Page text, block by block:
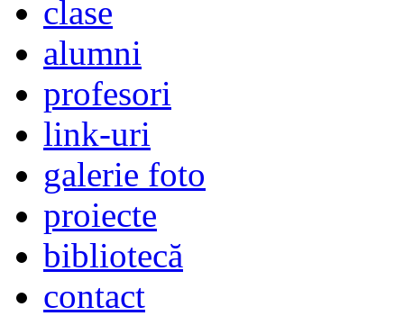
clase
alumni
profesori
link-uri
galerie foto
proiecte
bibliotecă
contact